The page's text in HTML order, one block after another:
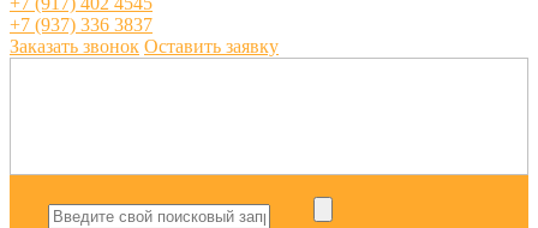
+7 (937) 336 3837
Заказать звонок Оставить заявку